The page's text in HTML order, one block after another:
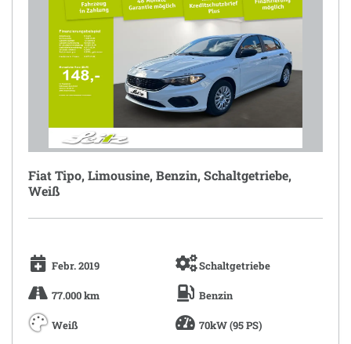
Fiat Tipo, Limousine, Benzin, Schaltgetriebe,
Weiß
Febr. 2019 Schaltgetriebe
77.000 km Benzin
Weiß 70kW (95 PS)